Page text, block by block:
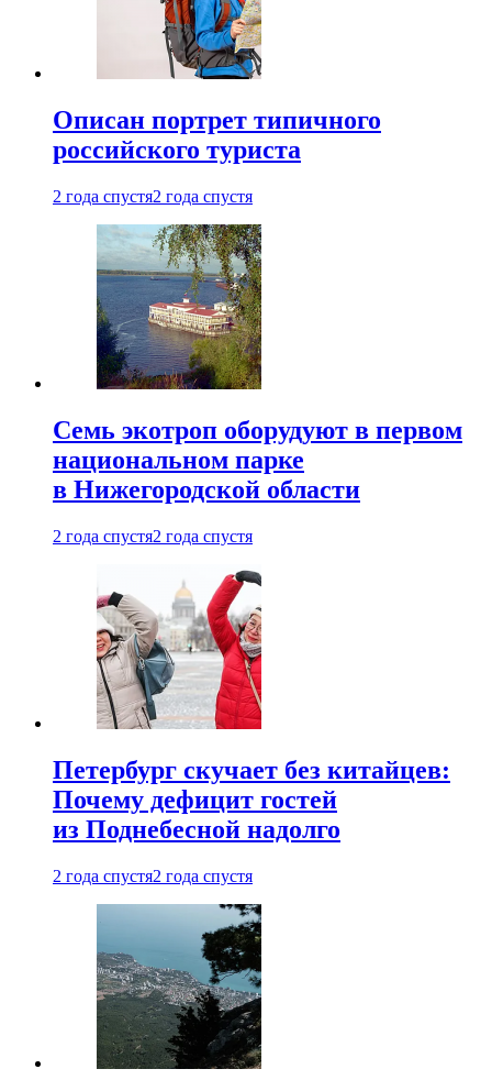
Описан портрет типичного
российского туриста
2 года спустя2 года спустя
Семь экотроп оборудуют в первом
национальном парке
в Нижегородской области
2 года спустя2 года спустя
Петербург скучает без китайцев:
Почему дефицит гостей
из Поднебесной надолго
2 года спустя2 года спустя